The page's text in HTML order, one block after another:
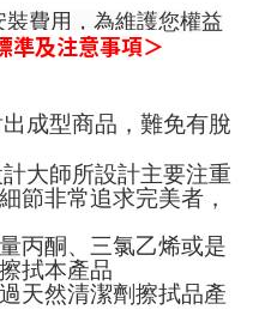
費用，為維護您權益
準及注意事項＞
成型商品，難免有脫
大師所設計主要注重
節非常追求完美者，
丙酮、三氯乙烯或是
拭本產品
天然清潔劑擦拭品產